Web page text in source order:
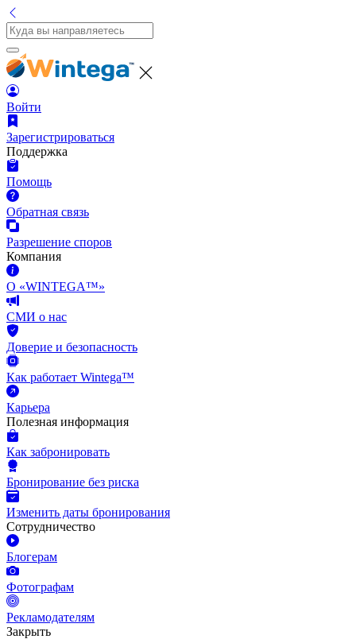
Войти
Зарегистрироваться
Поддержка
Помощь
Обратная связь
Разрешение споров
Компания
О «WINTEGA™»
СМИ о нас
Доверие и безопасность
Как работает Wintega™
Карьера
Полезная информация
Как забронировать
Бронирование без риска
Изменить даты бронирования
Сотрудничество
Блогерам
Фотографам
Рекламодателям
Закрыть